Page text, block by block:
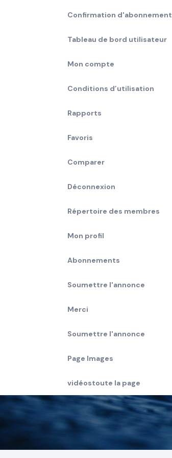
Confirmation d'abonnement
Tableau de bord utilisateur
Mon compte
Conditions d’utilisation
Rapports
Favoris
Comparer
Déconnexion
Répertoire des membres
Mon profil
Abonnements
Soumettre l'annonce
Merci
Soumettre l'annonce
Page Images
vidéostoute la page